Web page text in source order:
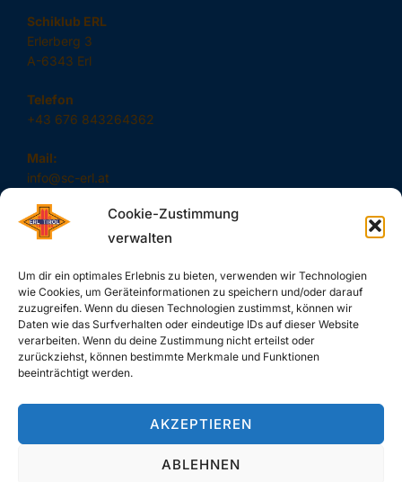
Cookie-Zustimmung
verwalten
Um dir ein optimales Erlebnis zu bieten, verwenden wir Technologien
wie Cookies, um Geräteinformationen zu speichern und/oder darauf
zuzugreifen. Wenn du diesen Technologien zustimmst, können wir
Daten wie das Surfverhalten oder eindeutige IDs auf dieser Website
verarbeiten. Wenn du deine Zustimmung nicht erteilst oder
zurückziehst, können bestimmte Merkmale und Funktionen
beeinträchtigt werden.
AKZEPTIEREN
ABLEHNEN
Schiklub ERL
Erlerberg 3
A-6343 Erl
Telefon
+43 676 843264362
Mail:
info@sc-erl.at
SUCHE